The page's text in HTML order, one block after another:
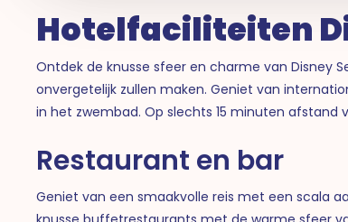
Hotelfaciliteiten
Ontdek de knusse sfeer en charme van Disney
onvergetelijk zullen maken. Geniet van
in het zwembad. Op slechts 15 minuten afstand
Restaurant en bar
Geniet van een smaakvolle reis met een scala